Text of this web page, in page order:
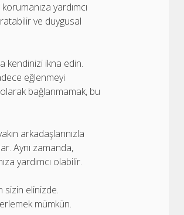
yardımcı
ve duygusal
kendinizi ikna edin.
eğlenmeyi
bağlanmamak, bu
arkadaşlarınızla
Aynı zamanda,
yardımcı olabilir.
sizin elinizde.
mümkün.